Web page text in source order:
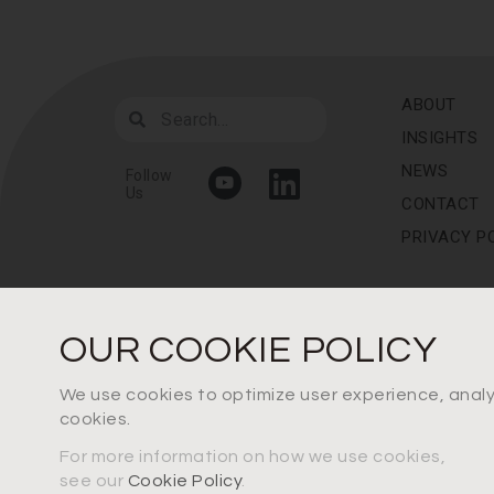
ABOUT
INSIGHTS
NEWS
CONTACT
PRIVACY
OUR COOKIE POLICY
We use cookies to optimize user experience,
cookies.
For more information on how we use cookies,
see our Cookie Policy.